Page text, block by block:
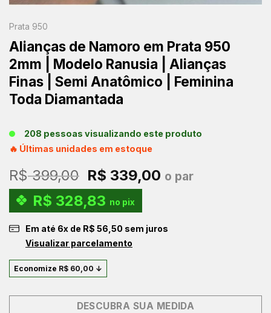
Prata 950
Alianças de Namoro em Prata 950
2mm | Modelo Ranusia | Alianças
Finas | Semi Anatômico | Feminina
Toda Diamantada
208 pessoas visualizando este produto
🔥 Últimas unidades em estoque
R$399,00 O
preço
original
era:
R$ 399,00.
R$ 339,00 O
R$ 339,00.
o par
R$ 328,83 no pix
Em até 6x de R$ 56,50 sem juros
Visualizar parcelamento
Economize R$ 60,00 ↓
DESCUBRA SUA MEDIDA